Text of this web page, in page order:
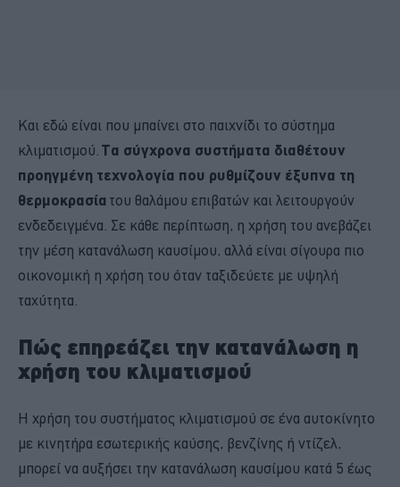
Και εδώ είναι που μπαίνει στο παιχνίδι το σύστημα
κλιματισμού. Τα σύγχρονα συστήματα διαθέτουν
προηγμένη τεχνολογία που ρυθμίζουν έξυπνα τη
θερμοκρασία του θαλάμου επιβατών και λειτουργούν
ενδεδειγμένα. Σε κάθε περίπτωση, η χρήση του ανεβάζει
την μέση κατανάλωση καυσίμου, αλλά είναι σίγουρα πιο
οικονομική η χρήση του όταν ταξιδεύετε με υψηλή
ταχύτητα.
Πώς επηρεάζει την κατανάλωση η
χρήση του κλιματισμού
Η χρήση του συστήματος κλιματισμού σε ένα αυτοκίνητο
με κινητήρα εσωτερικής καύσης, βενζίνης ή ντίζελ,
μπορεί να αυξήσει την κατανάλωση καυσίμου κατά 5 έως